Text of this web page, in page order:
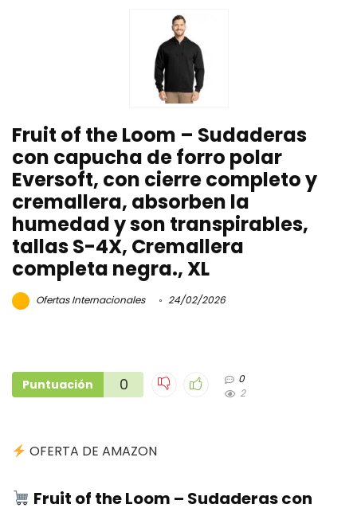
Fruit of the Loom – Sudaderas
con capucha de forro polar
Eversoft, con cierre completo y
cremallera, absorben la
humedad y son transpirables,
tallas S-4X, Cremallera
completa negra., XL
Ofertas Internacionales 24/02/2026
Puntuación 0
0
2
OFERTA DE AMAZON
Fruit of the Loom – Sudaderas con